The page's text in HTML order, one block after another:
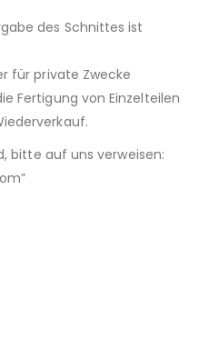
des Schnittes ist
für private Zwecke
Fertigung von Einzelteilen
bitte auf uns verweisen: